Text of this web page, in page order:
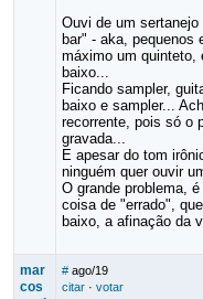
Ouvi de um
bar" - aka, pequenos
máximo um quinteto,
baixo...
Ficando sampler,
baixo e sampler...
recorrente, pois só o
gravada...
E apesar do tom
ninguém quer ouvir
O grande problema,
coisa de "errado",
baixo, a afinação da
mar
cos
# ago/19
citar· votar